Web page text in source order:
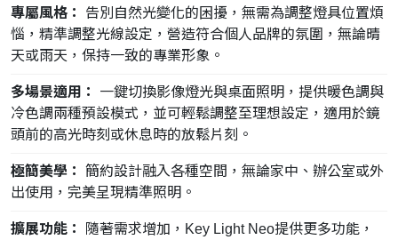
專屬風格：
告別自然光變化的困擾，無需為調整燈具位置煩
惱，精準調整光線設定，營造符合個人品牌的氛圍，無論晴
天或雨天，保持一致的專業形象。
多場景適用：
一鍵切換影像燈光與桌面照明，提供暖色調與
冷色調兩種預設模式，並可輕鬆調整至理想設定，適用於鏡
頭前的高光時刻或休息時的放鬆片刻。
極簡美學：
簡約設計融入各種空間，無論家中、辦公室或外
出使用，完美呈現精準照明。
擴展功能：
隨著需求增加，Key Light Neo提供更多功能，